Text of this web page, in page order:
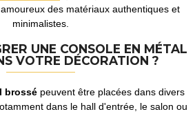
des matériaux authentiques et
minimalistes.
UNE CONSOLE EN MÉTAL
VOTRE DÉCORATION ?
brossépeuvent être placées dans divers
dans le hall d'entrée, le salon ou